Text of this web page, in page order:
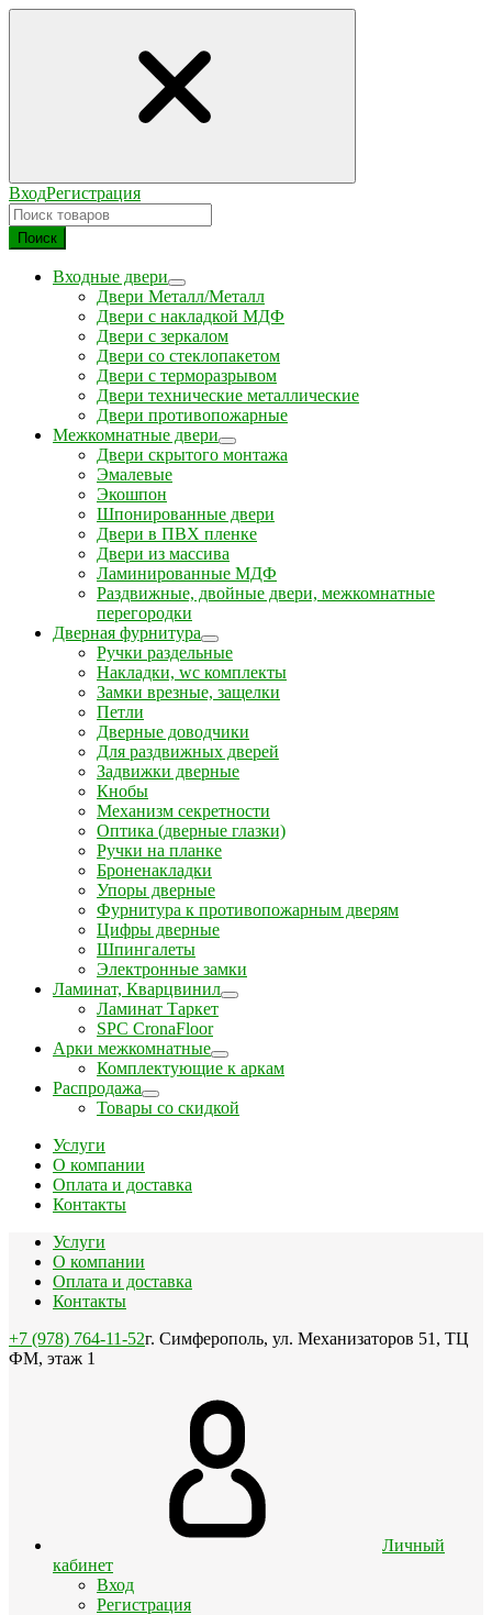
ВходРегистрация
Поиск
Входные двери
Двери Металл/Металл
Двери с накладкой МДФ
Двери с зеркалом
Двери со стеклопакетом
Двери с терморазрывом
Двери технические металлические
Двери противопожарные
Межкомнатные двери
Двери скрытого монтажа
Эмалевые
Экошпон
Шпонированные двери
Двери в ПВХ пленке
Двери из массива
Ламинированные МДФ
Раздвижные, двойные двери, межкомнатные
перегородки
Дверная фурнитура
Ручки раздельные
Накладки, wc комплекты
Замки врезные, защелки
Петли
Дверные доводчики
Для раздвижных дверей
Задвижки дверные
Кнобы
Механизм секретности
Оптика (дверные глазки)
Ручки на планке
Броненакладки
Упоры дверные
Фурнитура к противопожарным дверям
Цифры дверные
Шпингалеты
Электронные замки
Ламинат, Кварцвинил
Ламинат Таркет
SPC CronaFloor
Арки межкомнатные
Комплектующие к аркам
Распродажа
Товары со скидкой
Услуги
О компании
Оплата и доставка
Контакты
Услуги
О компании
Оплата и доставка
Контакты
+7 (978) 764-11-52г. Симферополь, ул. Механизаторов 51, ТЦ
ФМ, этаж 1
Личный
кабинет
Вход
Регистрация